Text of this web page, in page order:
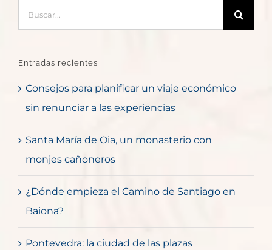
Entradas recientes
Consejos para planificar un viaje económico
sin renunciar a las experiencias
Santa María de Oia, un monasterio con
monjes cañoneros
¿Dónde empieza el Camino de Santiago en
Baiona?
Pontevedra: la ciudad de las plazas